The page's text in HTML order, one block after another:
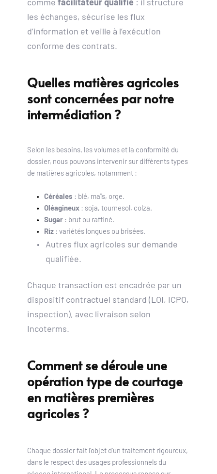
les échanges, sécurise les flux
d’information et veille à l’exécution
conforme des contrats.
Quelles matières agricoles
sont concernées par notre
intermédiation ?
Selon les besoins, les volumes et la conformité du
dossier, nous pouvons intervenir sur différents types
de matières agricoles, notamment :
Céréales : blé, maïs, orge.
Oléagineux : soja, tournesol, colza.
Sugar : brut ou raffiné.
Riz : variétés longues ou brisées.
Autres flux agricoles sur demande
qualifiée.
Chaque transaction est encadrée par un
dispositif contractuel standard (LOI, ICPO,
inspection), avec livraison selon
Incoterms.
Comment se déroule une
opération type de courtage
en matières premières
agricoles ?
Chaque dossier fait l’objet d’un traitement rigoureux,
dans le respect des usages professionnels du